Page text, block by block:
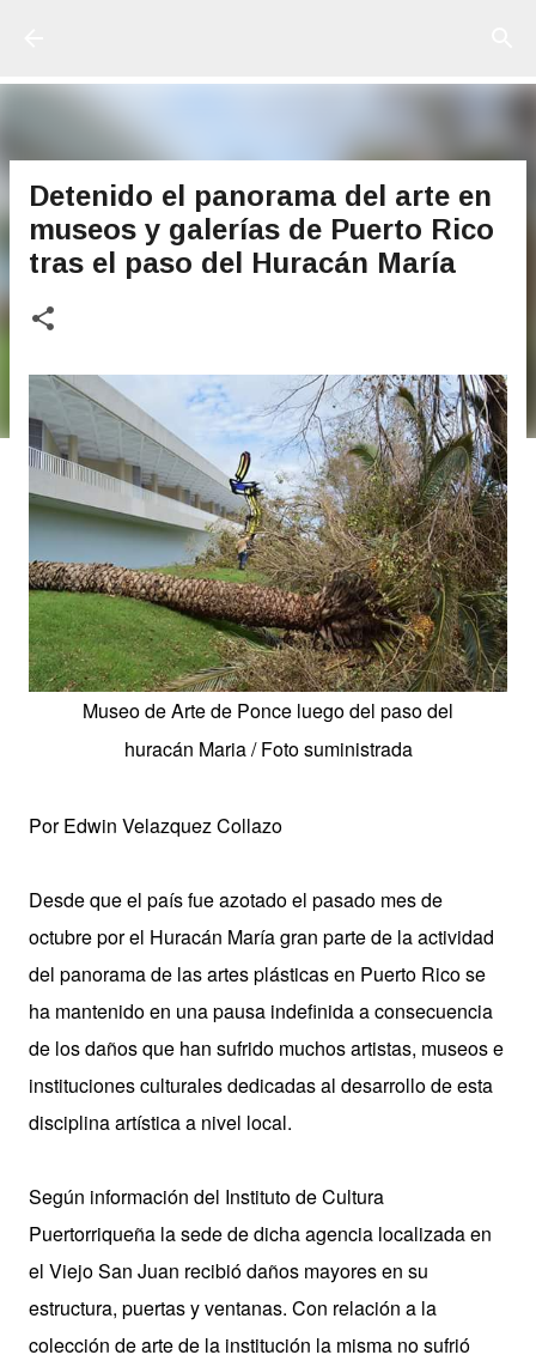
Detenido el panorama del arte en
museos y galerías de Puerto Rico
tras el paso del Huracán María
Museo de Arte de Ponce luego del paso del
huracán Maria / Foto suministrada
Por Edwin Velazquez Collazo
Desde que el país fue azotado el pasado mes de
octubre por el Huracán María gran parte de la actividad
del panorama de las artes plásticas en Puerto Rico se
ha mantenido en una pausa indefinida a consecuencia
de los daños que han sufrido muchos artistas, museos e
instituciones culturales dedicadas al desarrollo de esta
disciplina artística a nivel local.
Según información del Instituto de Cultura
Puertorriqueña la sede de dicha agencia localizada en
el Viejo San Juan recibió daños mayores en su
estructura, puertas y ventanas. Con relación a la
colección de arte de la institución la misma no sufrió